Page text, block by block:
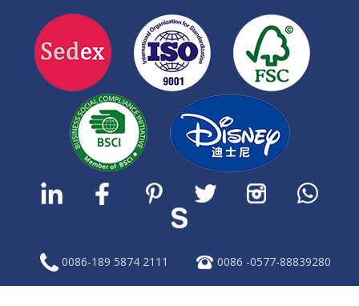
0086-189 5874 2111 0086 -0577-88839280